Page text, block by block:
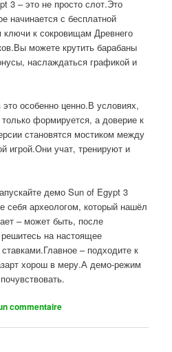
3 – это не просто слот.Это
начинается с бесплатной
к сокровищам Древнего
можете крутить барабаны
наслаждаться графикой и
это особенно ценно.В условиях,
формируется, а доверие к
становятся мостиком между
игрой.Они учат, тренируют и
демо Sun of Egypt 3
себя археологом, который нашёл
– может быть, после
на настоящее
– подходите к
хорош в меру.А демо-режим
commentaire